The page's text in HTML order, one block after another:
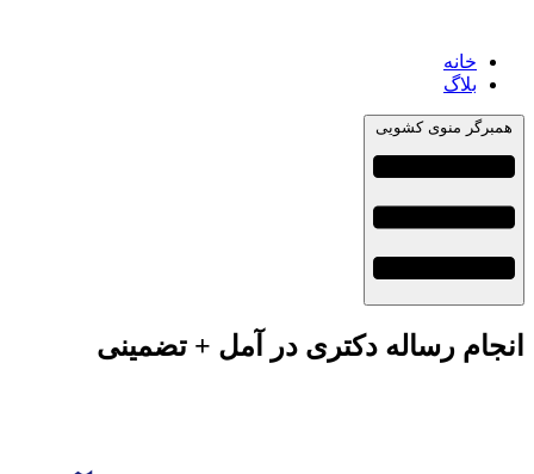
خانه
بلاگ
همبرگر منوی کشویی
انجام رساله دکتری در آمل + تضمینی